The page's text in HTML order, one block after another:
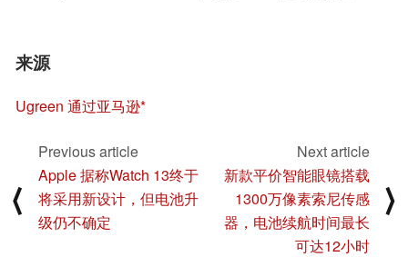
来源
Ugreen 通过亚马逊
⟨
Previous article
Apple 据称Watch 13终于
将采用新设计，但电池升
级仍不确定
Next article
新款平价智能眼镜搭载
1300万像素索尼传感
器，电池续航时间最长
可达12小时
⟩